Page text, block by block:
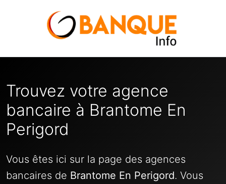
Trouvez votre agence
bancaire à Brantome En
Perigord
Vous êtes ici sur la page des agences
bancaires de Brantome En Perigord. Vous